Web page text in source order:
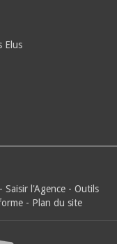
Elus
- Saisir l'Agence - Outils
- Plan du site